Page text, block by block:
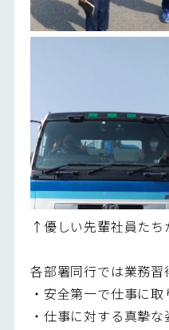
↑優しい先輩社員たち
各部署同行では業務習
・安全第一で仕事に
・仕事に対する真摯な